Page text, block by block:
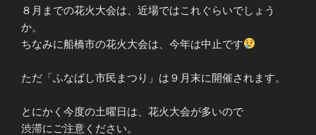
８月までの花火大会は、近場ではこれぐらいでしょう
か。
ちなみに船橋市の花火大会は、今年は中止です
ただ「ふなばし市民まつり」は９月末に開催されます。
とにかく今度の土曜日は、花火大会が多いので
渋滞にご注意ください。